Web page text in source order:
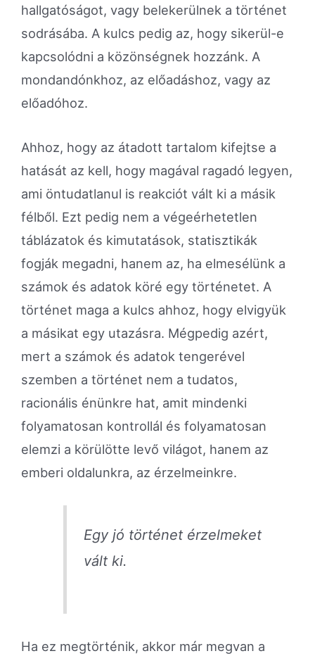
hallgatóságot, vagy belekerülnek a történet
sodrásába. A kulcs pedig az, hogy sikerül-e
kapcsolódni a közönségnek hozzánk. A
mondandónkhoz, az előadáshoz, vagy az
előadóhoz.
Ahhoz, hogy az átadott tartalom kifejtse a
hatását az kell, hogy magával ragadó legyen,
ami öntudatlanul is reakciót vált ki a másik
félből. Ezt pedig nem a végeérhetetlen
táblázatok és kimutatások, statisztikák
fogják megadni, hanem az, ha elmesélünk a
számok és adatok köré egy történetet. A
történet maga a kulcs ahhoz, hogy elvigyük
a másikat egy utazásra. Mégpedig azért,
mert a számok és adatok tengerével
szemben a történet nem a tudatos,
racionális énünkre hat, amit mindenki
folyamatosan kontrollál és folyamatosan
elemzi a körülötte levő világot, hanem az
emberi oldalunkra, az érzelmeinkre.
Egy jó történet érzelmeket
vált ki.
Ha ez megtörténik, akkor már megvan a